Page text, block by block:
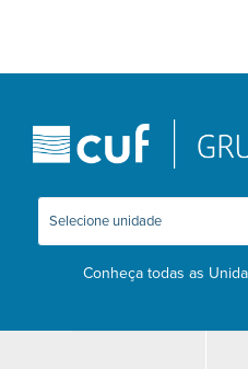
Conheça todas as